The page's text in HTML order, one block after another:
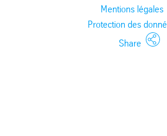
Mentions légales
Protection des
Share